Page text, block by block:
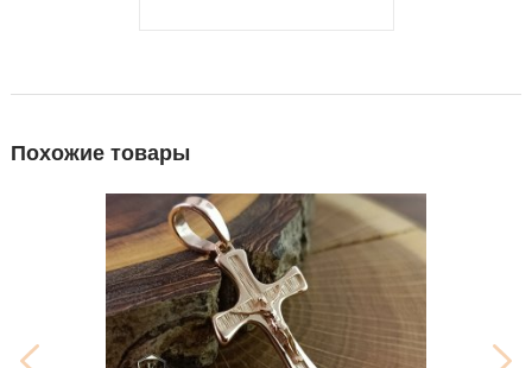
Похожие товары